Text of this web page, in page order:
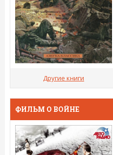
Другие книги
ФИЛЬМ О ВОЙНЕ